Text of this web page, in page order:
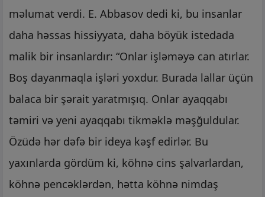
məlumat verdi. E. Abbasov dedi ki, bu insanlar
daha həssas hissiyyata, daha böyük istedada
malik bir insanlardır: “Onlar işləməyə can atırlar.
Boş dayanmaqla işləri yoxdur. Burada lallar üçün
balaca bir şərait yaratmışıq. Onlar ayaqqabı
təmiri və yeni ayaqqabı tikməklə məşğuldular.
Özüdə hər dəfə bir ideya kəşf edirlər. Bu
yaxınlarda gördüm ki, köhnə cins şalvarlardan,
köhnə pencəklərdən, hətta köhnə nimdaş